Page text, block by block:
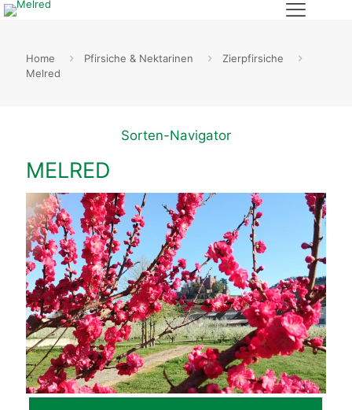
Home Pfirsiche & Nektarinen
Zierpfirsiche
Melred
Sorten-Navigator
MELRED